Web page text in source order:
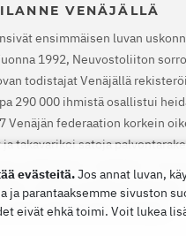
VENÄJÄLLÄ
ensimmäisen luvan
1992, Neuvostoliiton
todistajat Venäjällä
290 000 ihmistä osallistui
Venäjän federaation korkein
takavarikoi satoja
määräsi heidät lopettamaan
heille aiheutuneen vahingon.
evästeitä.Jos annat luvan,
ja parantaaksemme sivuston
eivät ehkä toimi. Voit lukea